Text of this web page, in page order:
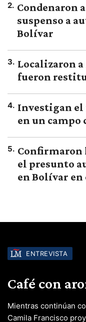
2. Condenaron
suspenso a
Bolívar
3. Localizaron
fueron
4. Investigan el
en un campo
5. Confirmaron
el presunto
en Bolívar en
ENTREVISTA
Café con
Mientras continúan
Camila Francisco